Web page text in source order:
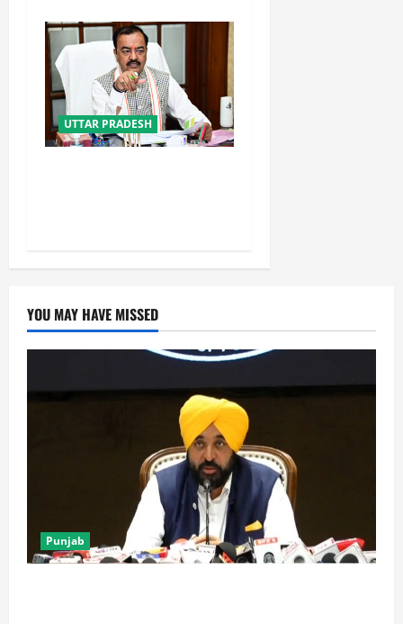
UTTAR PRADESH
YOU MAY HAVE MISSED
Punjab